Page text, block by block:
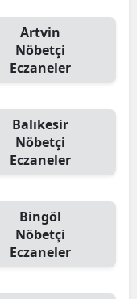
Artvin
Nöbetçi
Eczaneler
Balıkesir
Nöbetçi
Eczaneler
Bingöl
Nöbetçi
Eczaneler